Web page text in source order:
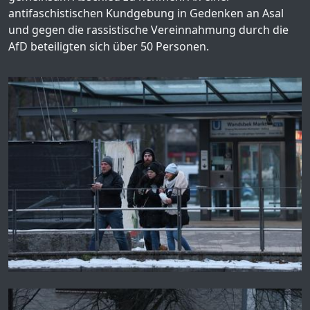
antifaschistischen Kundgebung in Gedenken an Asal
und gegen die rassistische Vereinnahmung durch die
AfD beteiligten sich über 50 Personen.